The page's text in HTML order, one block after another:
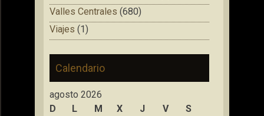
Valles Centrales (680)
Viajes (1)
Calendario
agosto 2026
D
L M X J V
S